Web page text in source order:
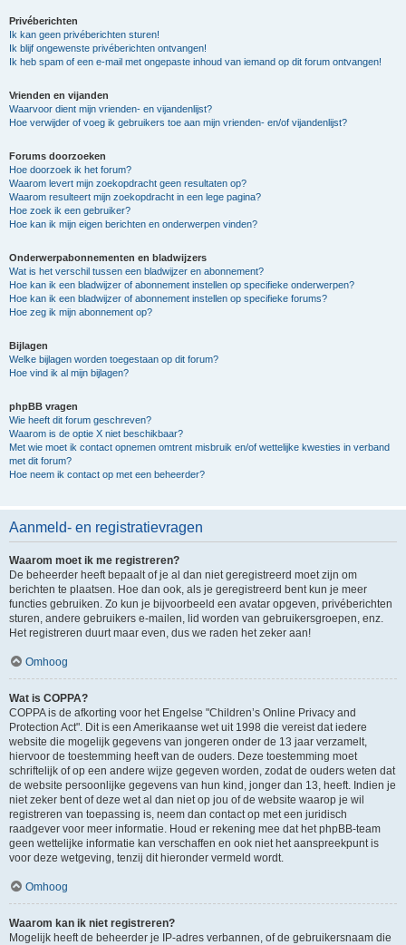
Privéberichten
Ik kan geen privéberichten sturen!
Ik blijf ongewenste privéberichten ontvangen!
Ik heb spam of een e-mail met ongepaste inhoud van iemand op dit forum ontvangen!
Vrienden en vijanden
Waarvoor dient mijn vrienden- en vijandenlijst?
Hoe verwijder of voeg ik gebruikers toe aan mijn vrienden- en/of vijandenlijst?
Forums doorzoeken
Hoe doorzoek ik het forum?
Waarom levert mijn zoekopdracht geen resultaten op?
Waarom resulteert mijn zoekopdracht in een lege pagina?
Hoe zoek ik een gebruiker?
Hoe kan ik mijn eigen berichten en onderwerpen vinden?
Onderwerpabonnementen en bladwijzers
Wat is het verschil tussen een bladwijzer en abonnement?
Hoe kan ik een bladwijzer of abonnement instellen op specifieke onderwerpen?
Hoe kan ik een bladwijzer of abonnement instellen op specifieke forums?
Hoe zeg ik mijn abonnement op?
Bijlagen
Welke bijlagen worden toegestaan op dit forum?
Hoe vind ik al mijn bijlagen?
phpBB vragen
Wie heeft dit forum geschreven?
Waarom is de optie X niet beschikbaar?
Met wie moet ik contact opnemen omtrent misbruik en/of wettelijke kwesties in verband
met dit forum?
Hoe neem ik contact op met een beheerder?
Aanmeld- en registratievragen
Waarom moet ik me registreren?
De beheerder heeft bepaalt of je al dan niet geregistreerd moet zijn om
berichten te plaatsen. Hoe dan ook, als je geregistreerd bent kun je meer
functies gebruiken. Zo kun je bijvoorbeeld een avatar opgeven, privéberichten
sturen, andere gebruikers e-mailen, lid worden van gebruikersgroepen, enz.
Het registreren duurt maar even, dus we raden het zeker aan!
Omhoog
Wat is COPPA?
COPPA is de afkorting voor het Engelse "Children’s Online Privacy and
Protection Act". Dit is een Amerikaanse wet uit 1998 die vereist dat iedere
website die mogelijk gegevens van jongeren onder de 13 jaar verzamelt,
hiervoor de toestemming heeft van de ouders. Deze toestemming moet
schriftelijk of op een andere wijze gegeven worden, zodat de ouders weten dat
de website persoonlijke gegevens van hun kind, jonger dan 13, heeft. Indien je
niet zeker bent of deze wet al dan niet op jou of de website waarop je wil
registreren van toepassing is, neem dan contact op met een juridisch
raadgever voor meer informatie. Houd er rekening mee dat het phpBB-team
geen wettelijke informatie kan verschaffen en ook niet het aanspreekpunt is
voor deze wetgeving, tenzij dit hieronder vermeld wordt.
Omhoog
Waarom kan ik niet registreren?
Mogelijk heeft de beheerder je IP-adres verbannen, of de gebruikersnaam die